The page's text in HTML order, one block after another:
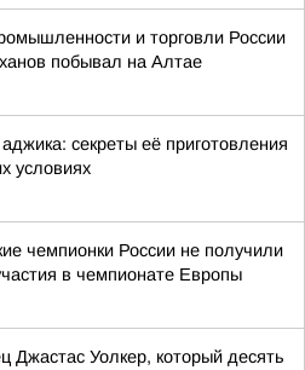
и торговли России
побывал на Алтае
секреты её приготовления
условиях
чемпионки России не получили
в чемпионате Европы
Джастас Уолкер, который десять